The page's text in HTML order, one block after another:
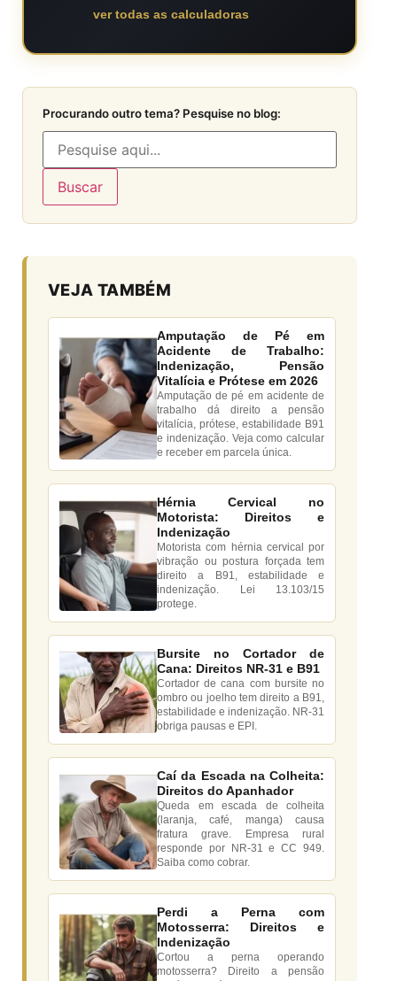
ver todas as calculadoras
Procurando outro tema? Pesquise no blog:
Buscar
VEJA TAMBÉM
Amputação de Pé em
Acidente de Trabalho:
Indenização, Pensão
Vitalícia e Prótese em 2026
Amputação de pé em acidente de
trabalho dá direito a pensão
vitalícia, prótese, estabilidade B91
e indenização. Veja como calcular
e receber em parcela única.
Hérnia Cervical no
Motorista: Direitos e
Indenização
Motorista com hérnia cervical por
vibração ou postura forçada tem
direito a B91, estabilidade e
indenização. Lei 13.103/15
protege.
Bursite no Cortador de
Cana: Direitos NR-31 e B91
Cortador de cana com bursite no
ombro ou joelho tem direito a B91,
estabilidade e indenização. NR-31
obriga pausas e EPI.
Caí da Escada na Colheita:
Direitos do Apanhador
Queda em escada de colheita
(laranja, café, manga) causa
fratura grave. Empresa rural
responde por NR-31 e CC 949.
Saiba como cobrar.
Perdi a Perna com
Motosserra: Direitos e
Indenização
Cortou a perna operando
motosserra? Direito a pensão